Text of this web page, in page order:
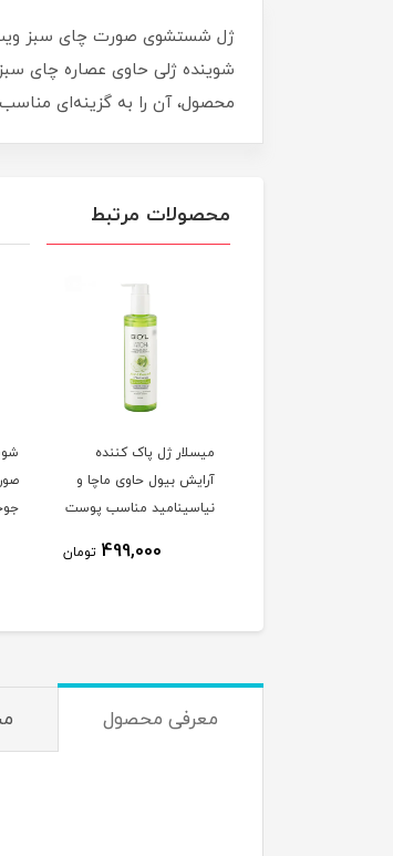
ژل شستشوی صورت چای سبز ویت
شوینده ژلی حاوی عصاره چای
محصول، آن را به گزینه‌ای مناسب
محصولات مرتبط
میسلار ژل پاک کننده
آرایش بیول حاوی ماچا و
نیاسینامید مناسب پوست
499,000 تومان
معرفی محصول